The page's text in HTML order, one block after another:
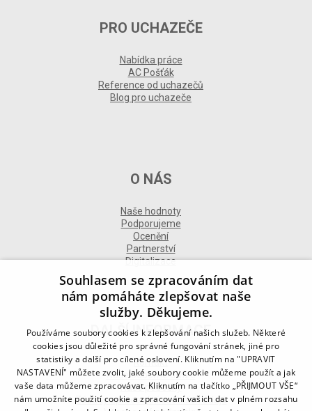
PRO UCHAZEČE
Nabídka práce
AC Pošťák
Reference od uchazečů
Blog pro uchazeče
O NÁS
Naše hodnoty
Podporujeme
Ocenění
Partnerství
Digitalizace
DALŠÍ INFORMACE
Kontakt
Naše odborné divize
Naše pobočky
Zásady zpracování osobních údajů
Souhlasem se zpracováním dat
nám pomáháte zlepšovat naše
služby. Děkujeme.
Používáme soubory cookies k zlepšování našich služeb. Některé
cookies jsou důležité pro správné fungování stránek, jiné pro
statistiky a další pro cílené oslovení. Kliknutím na "UPRAVIT
NASTAVENÍ" můžete zvolit, jaké soubory cookie můžeme použít a jak
vaše data můžeme zpracovávat. Kliknutím na tlačítko „PŘIJMOUT VŠE“
nám umožníte použití cookie a zpracování vašich dat v plném rozsahu